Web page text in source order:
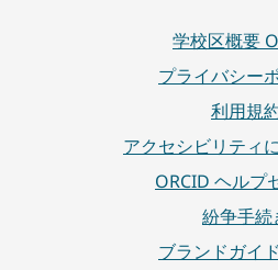
学校区概要
プライバシー
利用規
アクセシビリティ
ORCID ヘルプ
紛争手続
ブランドガイ